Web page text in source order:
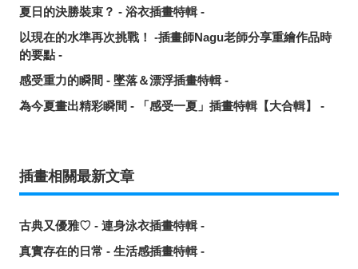
夏日的決勝裝束？ - 浴衣插畫特輯 -
以現在的水準再次挑戰！ -插畫師Nagu老師分享重繪作品時
的要點 -
感受重力的瞬間 - 墜落＆漂浮插畫特輯 -
為今夏畫出精彩瞬間 - 「感受一夏」插畫特輯【大合輯】 -
插畫相關最新文章
古典又優雅♡ - 連身泳衣插畫特輯 -
真實存在的日常 - 生活感插畫特輯 -